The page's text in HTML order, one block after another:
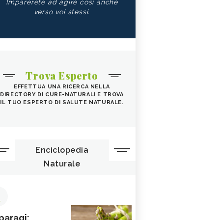
Imparerete ad agire così anche
verso voi stessi.
Trova Esperto
EFFETTUA UNA RICERCA NELLA
DIRECTORY DI CURE-NATURALI E TROVA
IL TUO ESPERTO DI SALUTE NATURALE.
Enciclopedia
Naturale